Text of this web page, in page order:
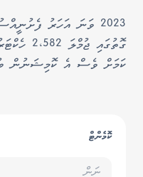
2023 ވަނަ އަހަރު
ކަމަށް ވެސް އެ ކޮމިޝަނުން
ކޮމެންޓް